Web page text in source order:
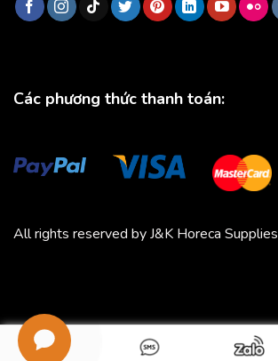
Các phương thức thanh toán:
All rights reserved by J&K Horeca Supplies